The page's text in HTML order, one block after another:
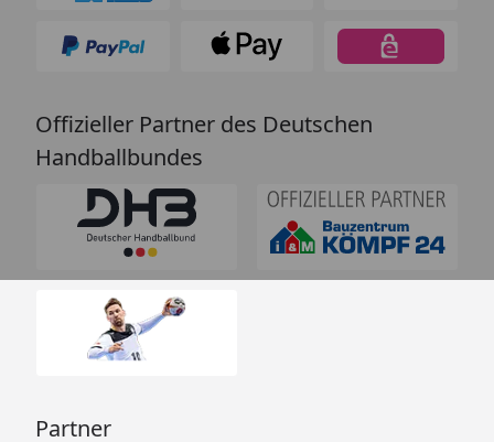
Offizieller Partner des Deutschen
Handballbundes
Partner